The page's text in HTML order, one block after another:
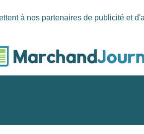
à nos partenaires de publicité et